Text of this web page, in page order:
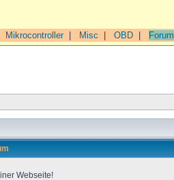
Mikrocontroller| Misc OBD Forum
Webseite!